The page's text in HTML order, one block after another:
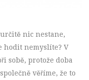
nic nestane,
hodit nemyslíte? V
sobě, protože doba
věříme, že to